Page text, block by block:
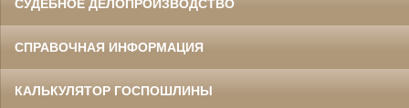
СУДЕБНОЕ ДЕЛОПРОИЗВОДСТВО
СПРАВОЧНАЯ ИНФОРМАЦИЯ
КАЛЬКУЛЯТОР ГОСПОШЛИНЫ